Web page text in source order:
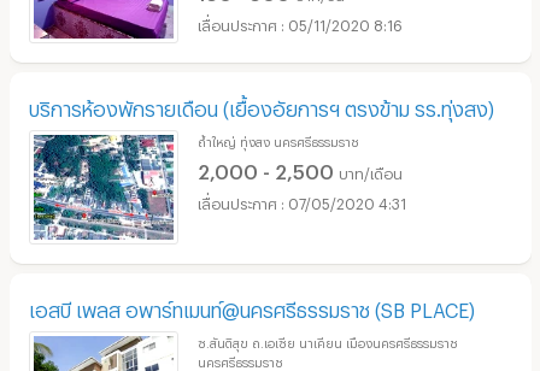
05/11/2020 8:16
บริการห้องพักรายเดือน (เยื้องอัยการฯ ตรงข้าม รร.ทุ่งสง)
ถ้ำใหญ่ ทุ่งสง นครศรีธรรมราช
2,000 - 2,500 บาท/เดือน
07/05/2020 4:31
เอสบี เพลส อพาร์ทเมนท์@นครศรีธรรมราช (SB PLACE)
ซ.สันติสุข ถ.เอเซีย นาเคียน เมืองนครศรีธรรมราช
นครศรีธรรมราช